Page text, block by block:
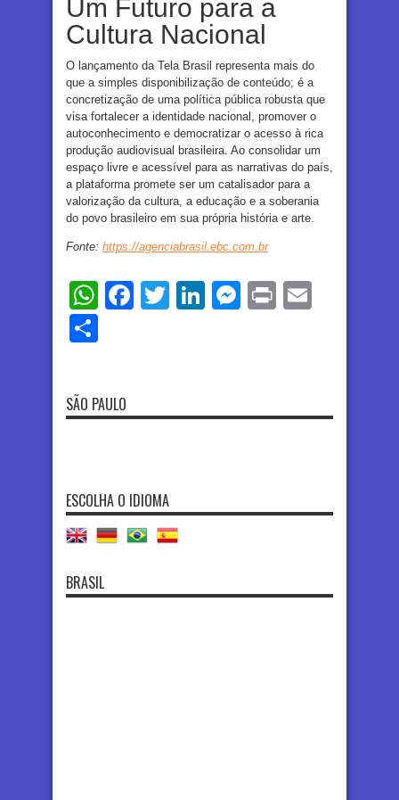
Um Futuro para a
Cultura Nacional
O lançamento da Tela Brasil representa mais do
que a simples disponibilização de conteúdo; é a
concretização de uma política pública robusta que
visa fortalecer a identidade nacional, promover o
autoconhecimento e democratizar o acesso à rica
produção audiovisual brasileira. Ao consolidar um
espaço livre e acessível para as narrativas do país,
a plataforma promete ser um catalisador para a
valorização da cultura, a educação e a soberania
do povo brasileiro em sua própria história e arte.
Fonte: https://agenciabrasil.ebc.com.br
WhatsApp
Facebook
TwitterLinkedIn
Messenger
Print
SÃO PAULO
ESCOLHA O IDIOMA
BRASIL